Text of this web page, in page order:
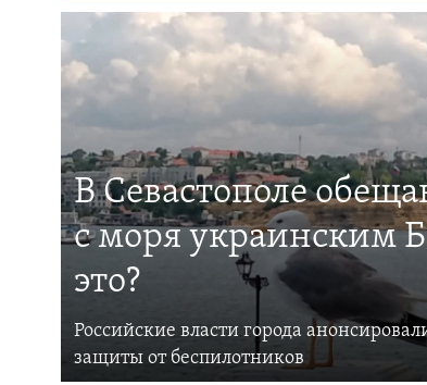
В Севастополе
с моря украинским
это?
Российские власти города
защиты от беспилотников